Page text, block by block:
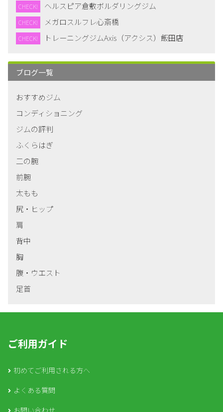
CHECK! ヘルスピア倉敷ボルダリングジム
CHECK! メガロスルフレ心斎橋
CHECK! トレーニングジムAxis（アクシス）飯田店
ブログ一覧
おすすめジム
コンディショニング
ジムの評判
ふくらはぎ
二の腕
前腕
太もも
尻・ヒップ
肩
背中
胸
腹・ウエスト
足首
ご利用ガイド
初めてご利用される方へ
よくある質問